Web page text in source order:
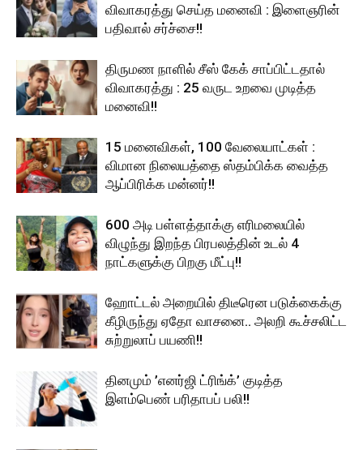
விவாகரத்து செய்த மனைவி : இளைஞரின்
பதிவால் சர்ச்சை!!
திருமண நாளில் சீஸ் கேக் சாப்பிட்டதால்
விவாகரத்து : 25 வருட உறவை முடித்த
மனைவி!!
15 மனைவிகள், 100 வேலையாட்கள் :
விமான நிலையத்தை ஸ்தம்பிக்க வைத்த
ஆப்பிரிக்க மன்னர்!!
600 அடி பள்ளத்தாக்கு எரிமலையில்
விழுந்து இறந்த பிரபலத்தின் உடல் 4
நாட்களுக்கு பிறகு மீட்பு!!
ஹோட்டல் அறையில் திடீரென படுக்கைக்கு
கீழிருந்து ஏதோ வாசனை.. அலறி கூச்சலிட்ட
சுற்றுலாப் பயணி!!
தினமும் ’எனர்ஜி ட்ரிங்க்’ குடித்த
இளம்பெண் பரிதாபப் பலி!!